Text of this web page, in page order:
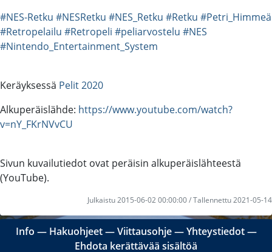
#NES-Retku #NESRetku #NES_Retku #Retku #Petri_Himmeä
#Retropelailu #Retropeli #peliarvostelu #NES
#Nintendo_Entertainment_System
Keräyksessä Pelit 2020
Alkuperäislähde: https://www.youtube.com/watch?
v=nY_FKrNVvCU
Sivun kuvailutiedot ovat peräisin alkuperäislähteestä
(YouTube).
Julkaistu 2015-06-02 00:00:00 / Tallennettu 2021-05-14
Info ― Hakuohjeet―Viittausohje―Yhteystiedot―
Ehdota kerättävää sisältöä